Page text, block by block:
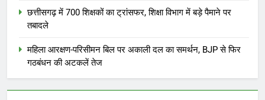
छत्तीसगढ़ में 700 शिक्षकों का ट्रांसफर, शिक्षा विभाग में बड़े पैमाने पर
तबादले
महिला आरक्षण-परिसीमन बिल पर अकाली दल का समर्थन, BJP से फिर
गठबंधन की अटकलें तेज